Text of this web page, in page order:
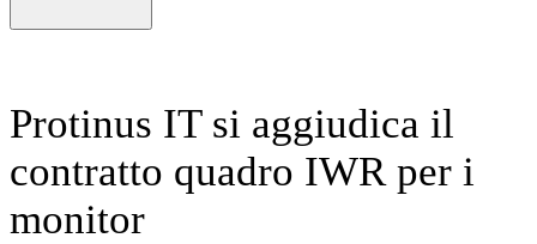
Protinus IT si aggiudica il
contratto quadro IWR per i
monitor